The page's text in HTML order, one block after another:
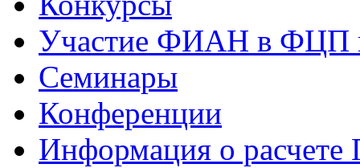
Участие ФИАН в ФЦП
Семинары
Конференции
Информация о